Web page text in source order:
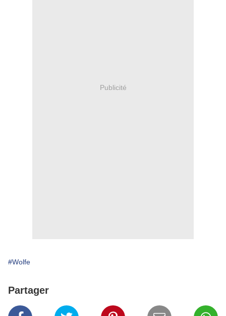
Publicité
#Wolfe
Partager